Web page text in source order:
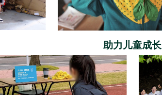
助力儿童成长